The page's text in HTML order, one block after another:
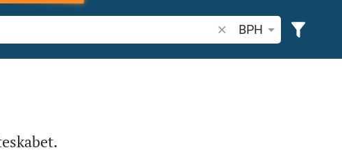
Søg efter bibelvers eller ord
BPH